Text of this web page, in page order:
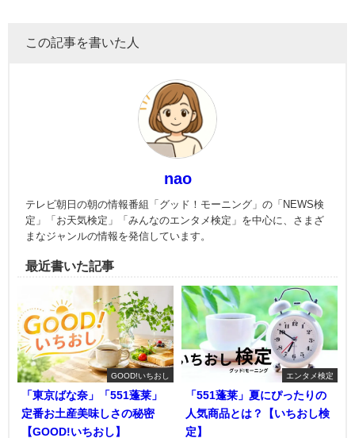
この記事を書いた人
nao
テレビ朝日の朝の情報番組「グッド！モーニング」の「NEWS検
定」「お天気検定」「みんなのエンタメ検定」を中心に、さまざ
まなジャンルの情報を発信しています。
最近書いた記事
GOOD!いちおし
「東京ばな奈」「551蓬莱」
定番お土産美味しさの秘密
【GOOD!いちおし】
エンタメ検定
「551蓬莱」夏にぴったりの
人気商品とは？【いちおし検
定】